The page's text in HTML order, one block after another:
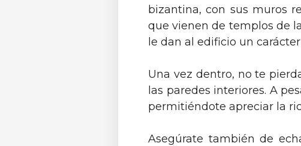
bizantina, con sus muros
que vienen de templos de
le dan al edificio un
Una vez dentro, no te
las paredes interiores. A
permitiéndote apreciar la
Asegúrate también de